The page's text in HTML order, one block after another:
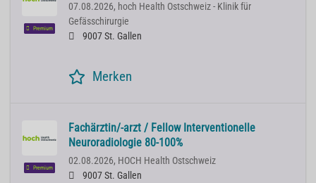
Premium
07.08.2026, hoch Health Ostschweiz - Klinik für
Gefässchirurgie
9007 St. Gallen
Merken
Premium
Fachärztin/-arzt / Fellow Interventionelle
Neuroradiologie 80-100%
02.08.2026, HOCH Health Ostschweiz
9007 St. Gallen